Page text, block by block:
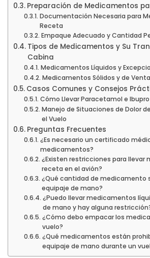
Preparación de Medicamentos
Documentación Necesaria para
Receta
Empaque Adecuado y Cantidad
Tipos de Medicamentos y Su
Cabina
Medicamentos Líquidos y
Medicamentos Sólidos y de Venta
Casos Comunes y Consejos
Cómo Llevar Paracetamol e
Manejo de Situaciones de Dolor
el Vuelo
Preguntas Frecuentes
¿Es necesario un certificado
medicamentos?
¿Existen restricciones para llevar
receta en el avión?
¿Qué cantidad de medicamento
equipaje de mano?
¿Puedo llevar medicamentos
de mano y hay alguna
¿Cómo debo empacar los
vuelo?
¿Qué medicamentos están
equipaje de mano durante un